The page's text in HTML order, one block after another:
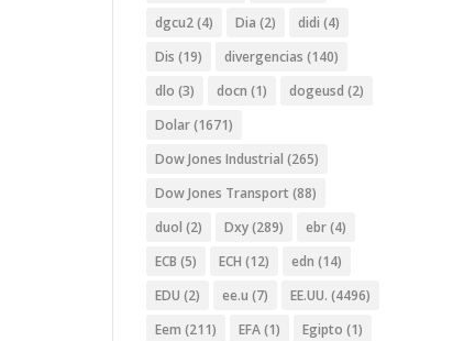
dgcu2(4) Dia (2) didi (4)
Dis (19) divergencias (140)
dlo (3) docn (1) dogeusd (2)
Dolar(1671)
Dow Jones Industrial (265)
Dow Jones Transport (88)
duol (2) Dxy(289) ebr(4)
ECB (5) ECH (12) edn (14)
EDU (2) ee.u (7) EE.UU. (4496)
Eem (211) EFA(1) Egipto (1)